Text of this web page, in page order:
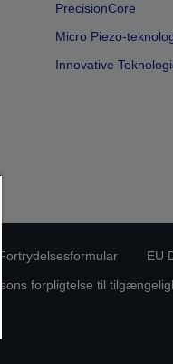
PrecisionCore
Micro Piezo-
Innovative
Fortrydelsesformular
EU
forpligtelse til